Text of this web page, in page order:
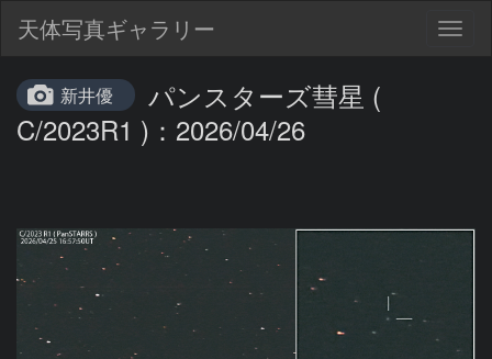
天体写真ギャラリー
新井優
パンスターズ彗星 (
C/2023R1 )：2026/04/26